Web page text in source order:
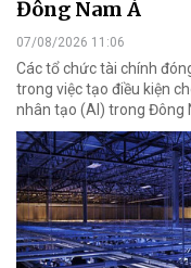
Đông Nam Á
07/08/2026 11:06
Các tổ chức tài chính
trong việc tạo điều kiện
nhân tạo (AI) trong Đông